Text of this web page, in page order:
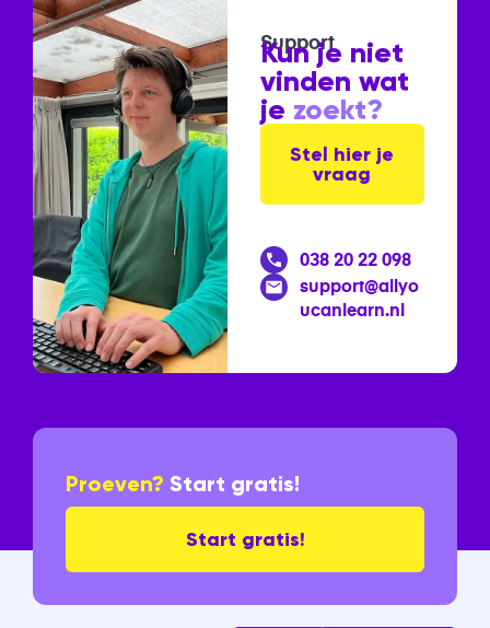
Support
Kun je niet
vinden wat
je zoekt?
Stel hier je
vraag
038 20 22 098
support@allyo
ucanlearn.nl
Proeven? Start gratis!
Start gratis!